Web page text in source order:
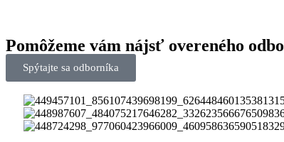
Pomôžeme vám nájsť overeného
Spýtajte sa odborníka